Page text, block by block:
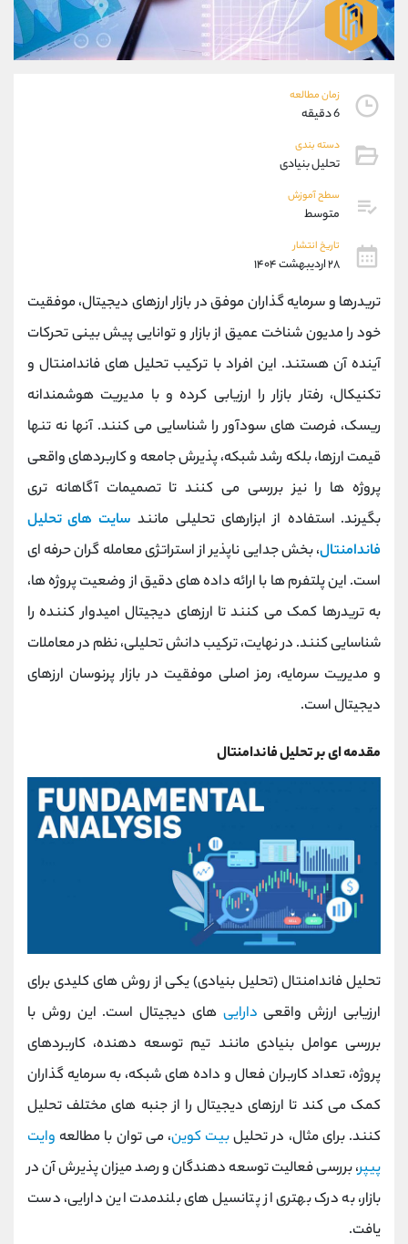
زمان مطالعه
6 دقیقه
دسته بندی
تحلیل بنیادی
سطح آموزش
متوسط
تاریخ انتشار
۲۸ اردیبهشت ۱۴۰۴
تریدرها و سرمایه ‌گذاران موفق در بازار ارزهای دیجیتال، موفقیت
خود را مدیون شناخت عمیق از بازار و توانایی پیش ‌بینی تحرکات
آینده آن هستند. این افراد با ترکیب تحلیل ‌های فاندامنتال و
تکنیکال، رفتار بازار را ارزیابی کرده و با مدیریت هوشمندانه
ریسک، فرصت‌ های سودآور را شناسایی می کنند. آنها نه تنها
قیمت ارزها، بلکه رشد شبکه، پذیرش جامعه و کاربردهای واقعی
پروژه ‌ها را نیز بررسی می کنند تا تصمیمات آگاهانه‌ تری
بگیرند. استفاده از ابزارهای تحلیلی مانند سایت‌ های تحلیل
فاندامنتال، بخش جدایی ‌ناپذیر از استراتژی معامله ‌گران حرفه ‌ای
است. این پلتفرم‌ ها با ارائه داده ‌های دقیق از وضعیت پروژه ‌ها،
به تریدرها کمک می‌ کنند تا ارزهای دیجیتال امیدوار کننده را
شناسایی کنند. در نهایت، ترکیب دانش تحلیلی، نظم در معاملات
و مدیریت سرمایه، رمز اصلی موفقیت در بازار پرنوسان ارزهای
دیجیتال است.
مقدمه ای بر تحلیل فاندامنتال
تحلیل فاندامنتال (تحلیل بنیادی) یکی از روش ‌های کلیدی برای
ارزیابی ارزش واقعی دارایی‌ های دیجیتال است. این روش با
بررسی عوامل بنیادی مانند تیم توسعه ‌دهنده، کاربردهای
پروژه، تعداد کاربران فعال و داده ‌های شبکه، به سرمایه ‌گذاران
کمک می کند تا ارزهای دیجیتال را از جنبه ‌های مختلف تحلیل
کنند. برای مثال، در تحلیلبیت‌ کوین، می ‌توان با مطالعه وایت
‌پیپر، بررسی فعالیت توسعه ‌دهندگان و رصد میزان پذیرش آن در
بازار، به درک بهتری از پتانسیل ‌های بلندمدت این دارایی، دست
یافت.
09194198792
واتساپ شروع گفتگو
تلگرام @Armteam_admin_33
پشتیبان فروش
موبایل
اطلاعات تماس
تلفن 021-22021030
021-22021040
بدون پیش شماره
اینستاگرام @alireza.mehrabii
کانال تلگرام @alirezamehrabi_com
@alirezamehrabi_official